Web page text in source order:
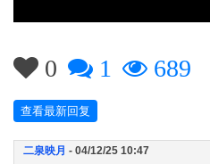
0 1 689
查看最新回复
二泉映月 - 04/12/25 10:47